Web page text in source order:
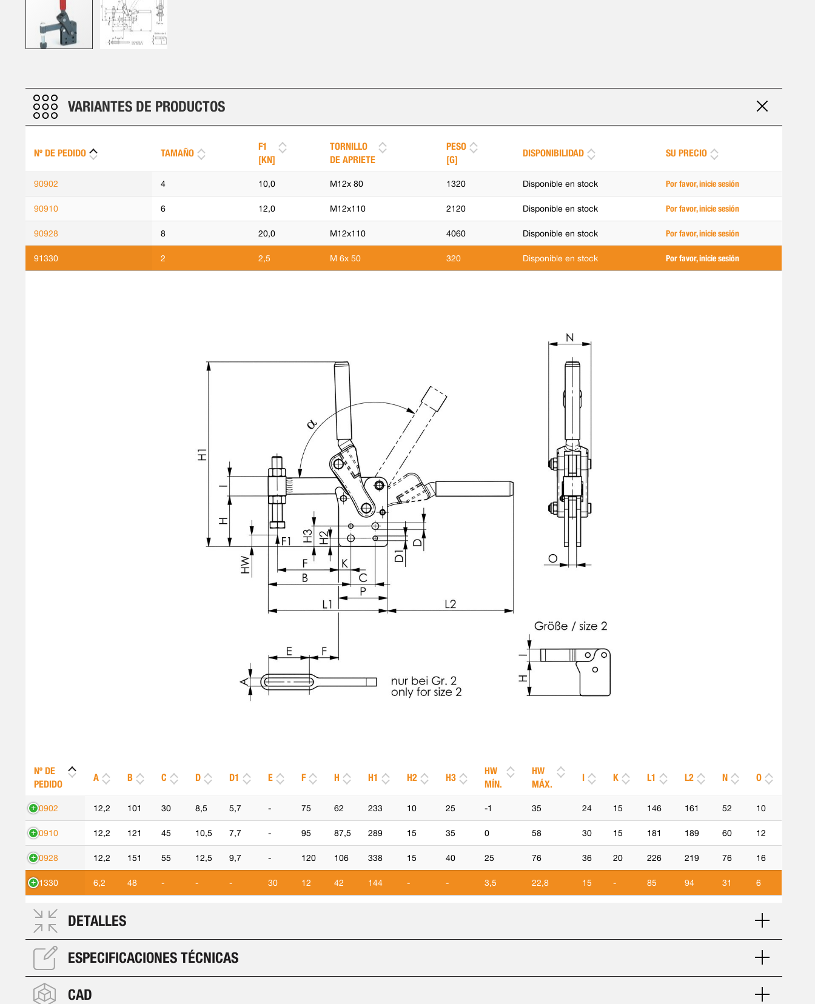
comienzo
de
galería
imágenes
VARIANTES DE PRODUCTOS
Nº DE PEDIDO TAMAÑO
F1
[KN]
TORNILLO
DE APRIETE
PESO
[G]
DISPONIBILIDAD SU PRECIO
90902 4 10,0 M12x 80 1320 Disponible en stock Por favor, inicie sesión
90910 6 12,0 M12x110 2120 Disponible en stock Por favor, inicie sesión
90928 8 20,0 M12x110 4060 Disponible en stock Por favor, inicie sesión
91330 2 2,5 M 6x 50 320 Disponible en stock Por favor, inicie sesión
Nº DE
PEDIDO
A B C D D1 E F H H1 H2 H3
HW
MÍN.
HW
MÁX.
I K L1 L2 N O
90902 12,2 101 30 8,5 5,7 - 75 62 233 10 25 -1 35 24 15 146 161 52 10
90910 12,2 121 45 10,5 7,7 - 95 87,5 289 15 35 0 58 30 15 181 189 60 12
90928 12,2 151 55 12,5 9,7 - 120 106 338 15 40 25 76 36 20 226 219 76 16
91330 6,2 48 - - - 30 12 42 144 - - 3,5 22,8 15 - 85 94 31 6
DETALLES
ESPECIFICACIONES TÉCNICAS
CAD